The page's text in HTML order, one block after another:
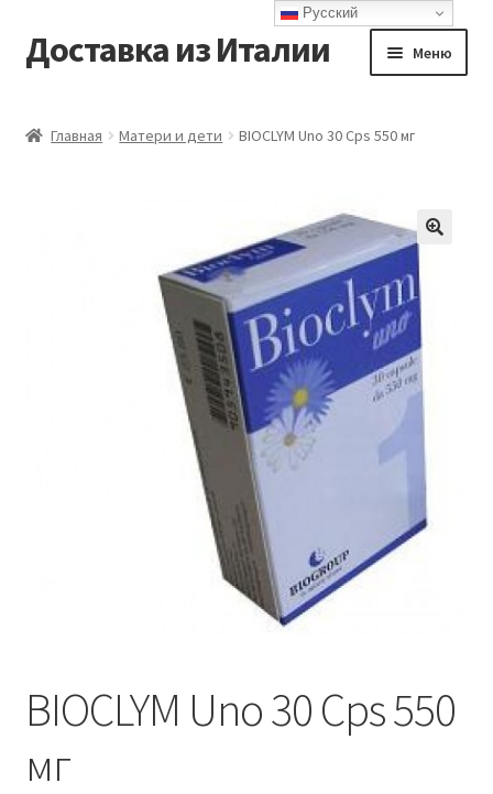
Перейти
к
Перейти
к
Доставка из Италии Меню
Оформление заказа
Главная Матери и дети BIOCLYM Uno 30 Cps 550 мг
BIOCLYM Uno 30 Cps 550
мг
Русский